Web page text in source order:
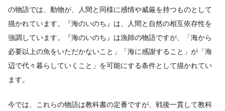
の物語では、動物が、人間と同様に感情や威厳を持つものとして
描かれています。『海のいのち』は、人間と自然の相互依存性を
強調しています。『海のいのち』は漁師の物語ですが、「海から
必要以上の魚をいただかないこと」「海に感謝すること」が「海
辺で代々暮らしていくこと」を可能にする条件として描かれてい
ます。
今では、これらの物語は教科書の定番ですが、戦後一貫して教科